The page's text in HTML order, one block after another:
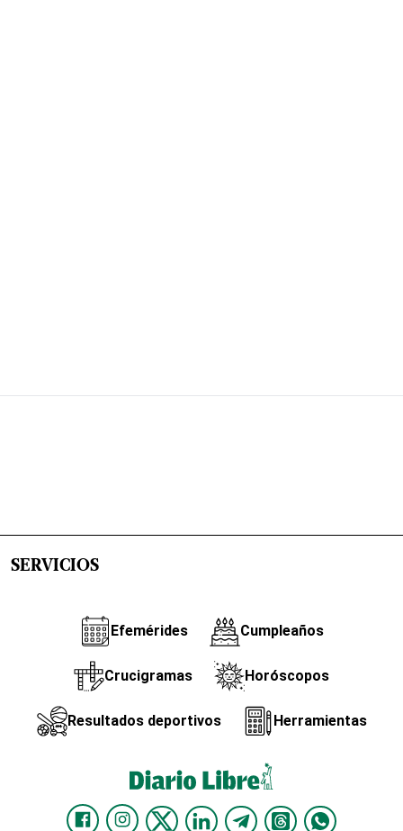
SERVICIOS
Efemérides Cumpleaños
Crucigramas Horóscopos
Resultados deportivos Herramientas